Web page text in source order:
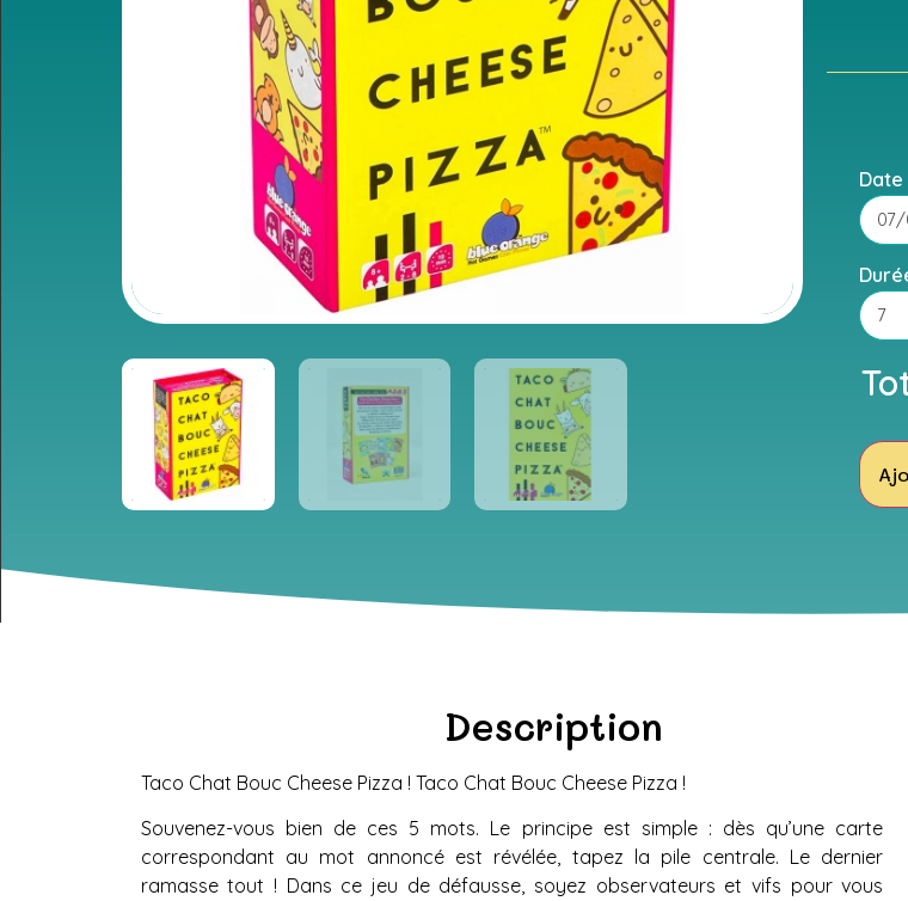
Description
Taco Chat Bouc Cheese Pizza ! Taco Chat Bouc Cheese Pizza !
Souvenez-vous bien de ces 5 mots. Le principe est simple : dès qu’une carte
correspondant au mot annoncé est révélée, tapez la pile centrale. Le dernier
ramasse tout ! Dans ce jeu de défausse, soyez observateurs et vifs pour vous